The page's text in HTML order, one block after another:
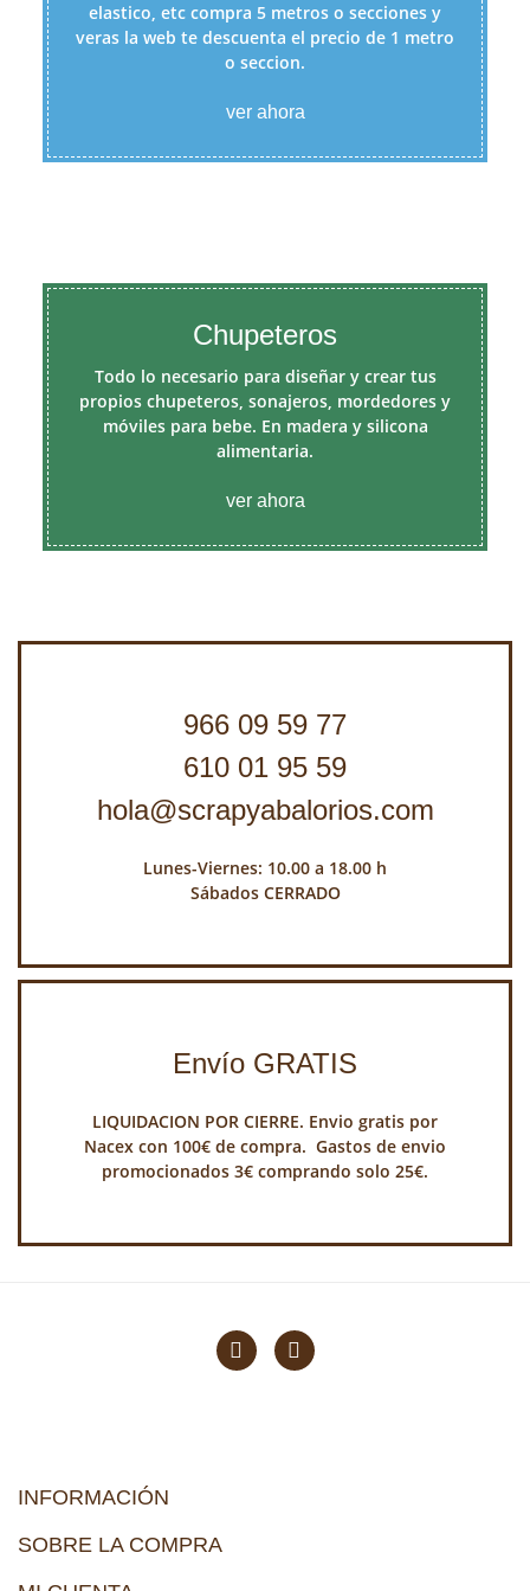
elastico, etc compra 5 metros o secciones y
veras la web te descuenta el precio de 1 metro
o seccion.
ver ahora
Chupeteros
Todo lo necesario para diseñar y crear tus
propios chupeteros, sonajeros, mordedores y
móviles para bebe. En madera y silicona
alimentaria.
ver ahora
966 09 59 77
610 01 95 59
hola@scrapyabalorios.com
Lunes-Viernes: 10.00 a 18.00 h
Sábados CERRADO
Envío GRATIS
LIQUIDACION POR CIERRE. Envio gratis por
Nacex con 100€ de compra. Gastos de envio
promocionados 3€ comprando solo 25€.
INFORMACIÓN
SOBRE LA COMPRA